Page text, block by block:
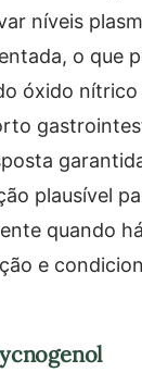
níveis
o que
óxido nítrico
plausível
quando
e